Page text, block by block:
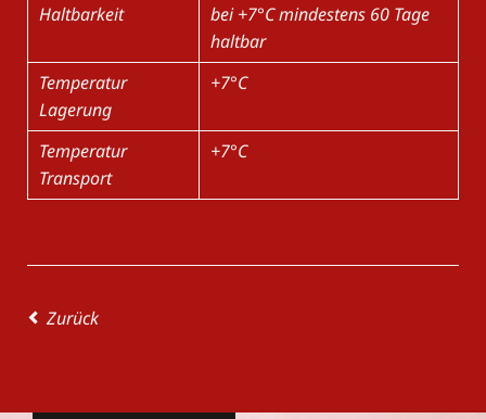
Haltbarkeit
bei +7°C mindestens 60 Tage
haltbar
Temperatur
Lagerung
+7°C
Temperatur
Transport
+7°C
Zurück